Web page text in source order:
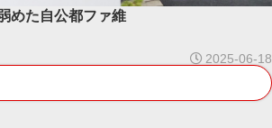
めた自公都ファ維
2025-06-18